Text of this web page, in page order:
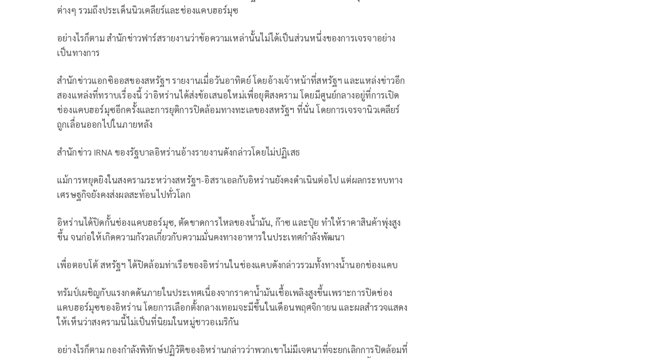
ต่างๆ รวมถึงประเด็นนิวเคลียร์และช่องแคบฮอร์มุซ
อย่างไรก็ตาม สำนักข่าวฟาร์สรายงานว่าข้อความเหล่านั้นไม่ได้เป็นส่วนหนึ่งของการเจรจาอย่าง
เป็นทางการ
สำนักข่าวแอกซิออสของสหรัฐฯ รายงานเมื่อวันอาทิตย์ โดยอ้างเจ้าหน้าที่สหรัฐฯ และแหล่งข่าวอีก
สองแหล่งที่ทราบเรื่องนี้ ว่าอิหร่านได้ส่งข้อเสนอใหม่เพื่อยุติสงคราม โดยมีศูนย์กลางอยู่ที่การเปิด
ช่องแคบฮอร์มุซอีกครั้งและการยุติการปิดล้อมทางทะเลของสหรัฐฯ ที่นั่น โดยการเจรจานิวเคลียร์
ถูกเลื่อนออกไปในภายหลัง
สำนักข่าว IRNA ของรัฐบาลอิหร่านอ้างรายงานดังกล่าวโดยไม่ปฏิเสธ
แม้การหยุดยิงในสงครามระหว่างสหรัฐฯ-อิสราเอลกับอิหร่านยังคงดำเนินต่อไป แต่ผลกระทบทาง
เศรษฐกิจยังคงส่งผลสะท้อนไปทั่วโลก
อิหร่านได้ปิดกั้นช่องแคบฮอร์มุซ, ตัดขาดการไหลของน้ำมัน, ก๊าซ และปุ๋ย ทำให้ราคาสินค้าพุ่งสูง
ขึ้น จนก่อให้เกิดความกังวลเกี่ยวกับความมั่นคงทางอาหารในประเทศกำลังพัฒนา
เพื่อตอบโต้ สหรัฐฯ ได้ปิดล้อมท่าเรือของอิหร่านในช่องแคบดังกล่าวรวมทั้งทางน้ำนอกช่องแคบ
ทรัมป์เผชิญกับแรงกดดันภายในประเทศเนื่องจากราคาน้ำมันเชื้อเพลิงสูงขึ้นเพราะการปิดช่อง
แคบฮอร์มุซของอิหร่าน โดยการเลือกตั้งกลางเทอมจะมีขึ้นในเดือนพฤศจิกายน และผลสำรวจแสดง
ให้เห็นว่าสงครามนี้ไม่เป็นที่นิยมในหมู่ชาวอเมริกัน
อย่างไรก็ตาม กองกำลังพิทักษ์ปฏิวัติของอิหร่านกล่าวว่าพวกเขาไม่มีเจตนาที่จะยกเลิกการปิดล้อมที่